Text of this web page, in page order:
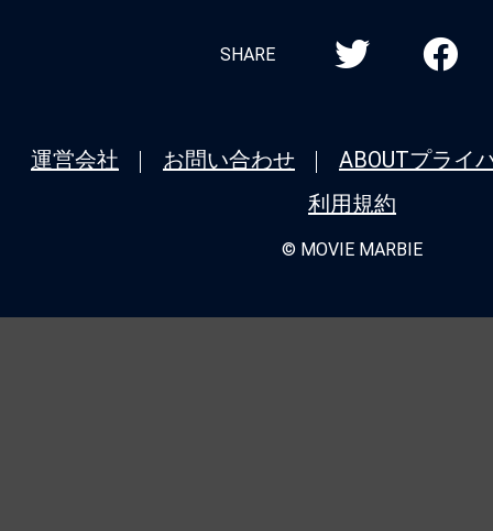
SHARE
運営会社 お問い合わせ ABOUTプライ
利用規約
© MOVIE MARBIE